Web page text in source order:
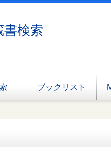
検索
ブックリスト